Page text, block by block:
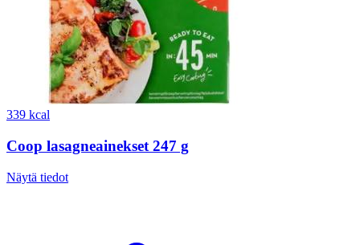
339 kcal
Coop lasagneainekset 247 g
Näytä tiedot